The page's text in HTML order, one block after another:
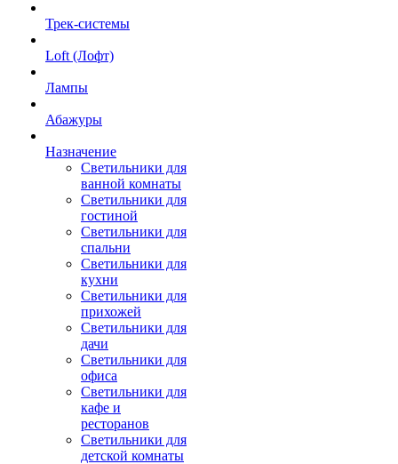
Трек-системы
Loft (Лофт)
Лампы
Абажуры
Назначение
Светильники для
ванной комнаты
Светильники для
гостиной
Светильники для
спальни
Светильники для
кухни
Светильники для
прихожей
Светильники для
дачи
Светильники для
офиса
Светильники для
кафе и
ресторанов
Светильники для
детской комнаты